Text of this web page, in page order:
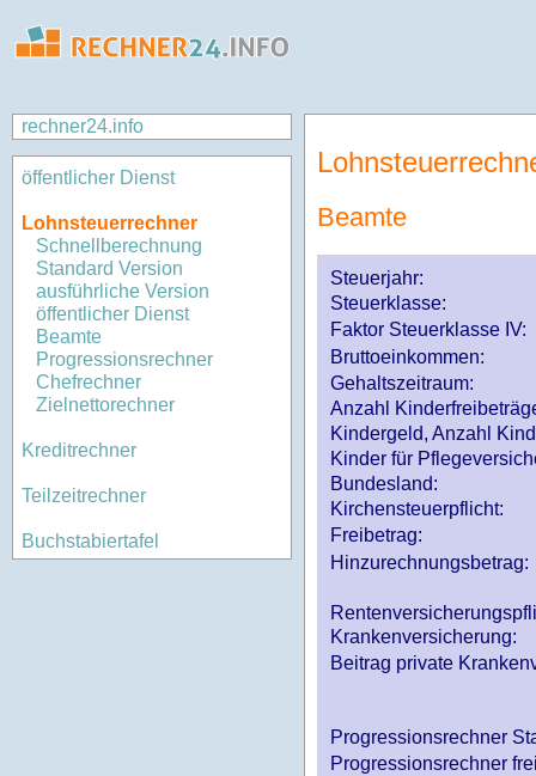
rechner24.info
öffentlicher Dienst
Lohnsteuerrechner
Schnellberechnung
Standard Version
ausführliche Version
öffentlicher Dienst
Beamte
Progressionsrechner
Chefrechner
Zielnettorechner
Kreditrechner
Teilzeitrechner
Buchstabiertafel
Beamte
Steuerjahr:
Steuerklasse:
Faktor Steuerklasse IV:
Bruttoeinkommen:
Gehaltszeitraum:
Anzahl
Kindergeld, Anzahl
Kinder für
Bundesland:
Kirchensteuerpflicht:
Freibetrag:
Hinzurechnungsbetrag:
Krankenversicherung:
Beitrag private
Progressionsrechner
Progressionsrechner